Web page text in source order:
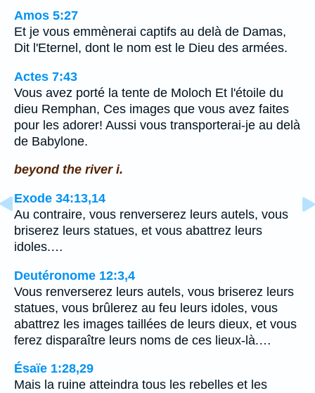
Amos 5:27
Et je vous emmènerai captifs au delà de Damas,
Dit l'Eternel, dont le nom est le Dieu des armées.
Actes 7:43
Vous avez porté la tente de Moloch Et l'étoile du
dieu Remphan, Ces images que vous avez faites
pour les adorer! Aussi vous transporterai-je au delà
de Babylone.
beyond the river i.
Exode 34:13,14
Au contraire, vous renverserez leurs autels, vous
briserez leurs statues, et vous abattrez leurs
idoles.…
Deutéronome 12:3,4
Vous renverserez leurs autels, vous briserez leurs
statues, vous brûlerez au feu leurs idoles, vous
abattrez les images taillées de leurs dieux, et vous
ferez disparaître leurs noms de ces lieux-là.…
Ésaïe 1:28,29
Mais la ruine atteindra tous les rebelles et les